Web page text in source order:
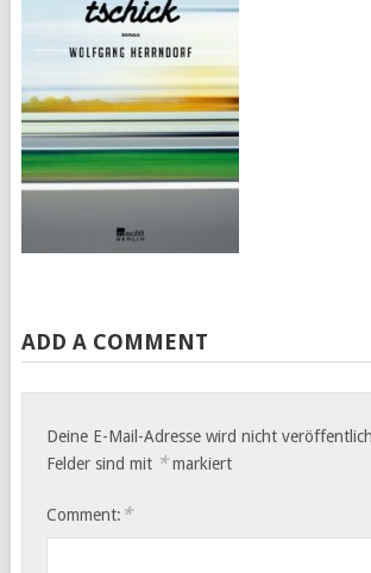
ADD A COMMENT
Deine E-Mail-Adresse wird nicht
Felder sind mit *markiert
Comment: *